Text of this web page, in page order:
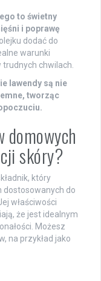
to świetny
i poprawę
dodać do
warunki
chwilach.
lawendy są nie
tworząc
domowych
skóry?
który
dostosowanych do
właściwości
że jest idealnym
Możesz
na przykład jako